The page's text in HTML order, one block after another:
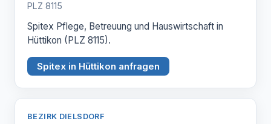
PLZ 8115
Spitex Pflege, Betreuung und Hauswirtschaft in
Hüttikon (PLZ 8115).
Spitex in Hüttikon anfragen
BEZIRK DIELSDORF